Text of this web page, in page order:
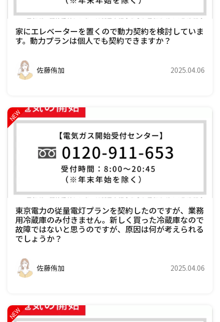
家にエレベーターを置くので動力契約を検討していま
す。動力プランは個人でも契約できますか？
佐藤侑加 2025.04.06
東京電力の従量電灯プランを契約したのですが、業務
用冷蔵庫のみ付きません。新しく買った冷蔵庫なので
故障ではないと思うのですが、原因は何が考えられる
でしょうか？
佐藤侑加 2025.04.06